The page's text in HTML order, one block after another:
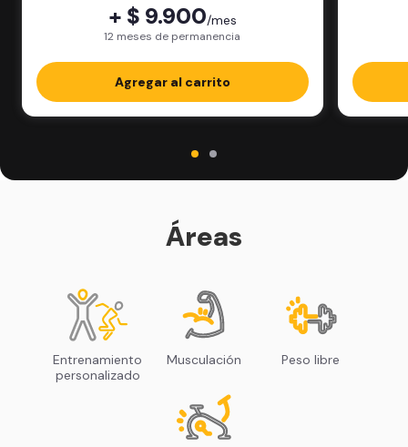
+ $ 9.900/mes
12 meses de permanencia
Agregar al carrito
Áreas
Entrenamiento
personalizado
Musculación Peso libre